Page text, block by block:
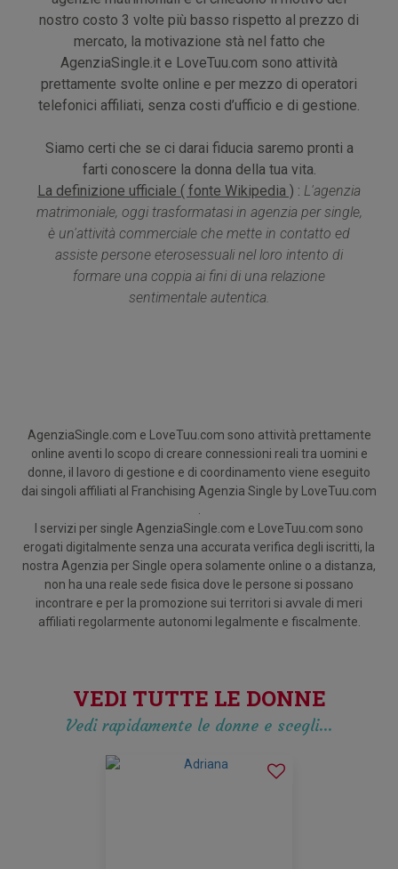
nostro costo 3 volte più basso rispetto al prezzo di
mercato, la motivazione stà nel fatto che
AgenziaSingle.it e LoveTuu.com sono attività
prettamente svolte online e per mezzo di operatori
telefonici affiliati, senza costi d’ufficio e di gestione.
Siamo certi che se ci darai fiducia saremo pronti a
farti conoscere la donna della tua vita.
La definizione ufficiale ( fonte Wikipedia ) : L'agenzia
matrimoniale, oggi trasformatasi in agenzia per single,
è un'attività commerciale che mette in contatto ed
assiste persone eterosessuali nel loro intento di
formare una coppia ai fini di una relazione
sentimentale autentica.
AgenziaSingle.com e LoveTuu.com sono attività prettamente
online aventi lo scopo di creare connessioni reali tra uomini e
donne, il lavoro di gestione e di coordinamento viene eseguito
dai singoli affiliati al Franchising Agenzia Single by LoveTuu.com
I servizi per single AgenziaSingle.com e LoveTuu.com sono
erogati digitalmente senza una accurata verifica degli iscritti, la
nostra Agenzia per Single opera solamente online o a distanza,
non ha una reale sede fisica dove le persone si possano
incontrare e per la promozione sui territori si avvale di meri
affiliati regolarmente autonomi legalmente e fiscalmente.
VEDI TUTTE LE DONNE
Vedi rapidamente le donne e scegli…